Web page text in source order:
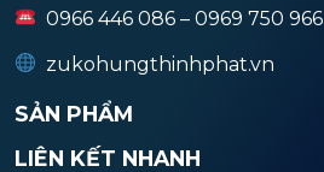
0966 446 086 – 0969 750 966
zukohungthinhphat.vn
SẢN PHẨM
LIÊN KẾT NHANH